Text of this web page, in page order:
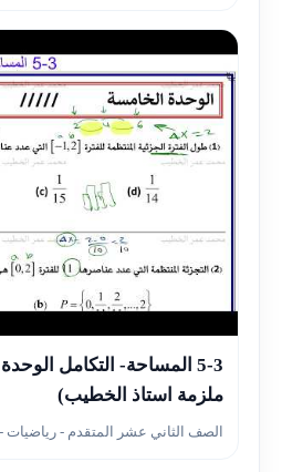
▶5-3 المساحة- التكامل
ملزمة استاذ الخطيب)
الصف الثاني عشر المتقدم - رياضيات